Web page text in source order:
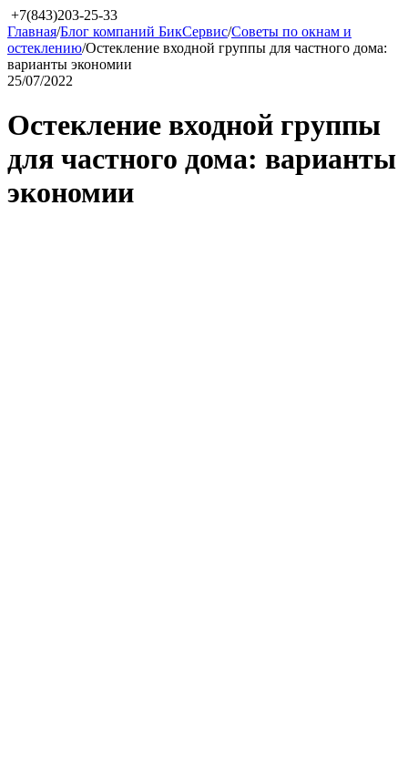
+7(843)203-25-33
Главная/Блог компаний БикСервис/Советы по окнам и
остеклению/Остекление входной группы для частного дома:
варианты экономии
25/07/2022
Остекление входной группы
для частного дома: варианты
экономии